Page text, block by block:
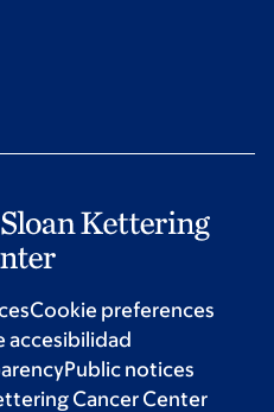
Cookie preferences
accesibilidad
Public notices
Cancer Center